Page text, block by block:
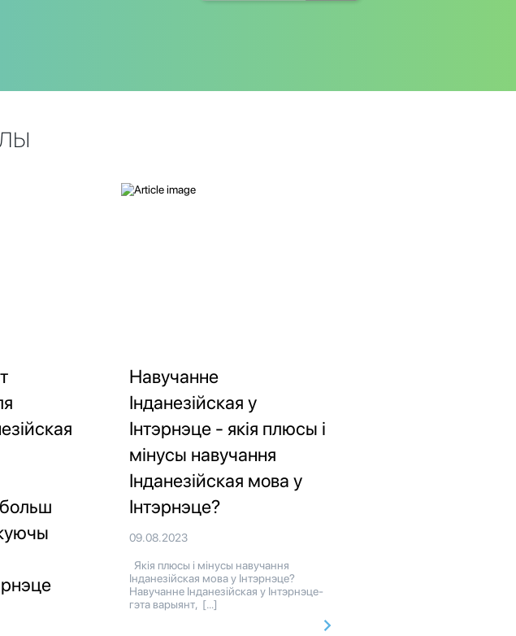
Навучанне
Інданезійская у
Інтэрнэце - якія плюсы і
мінусы навучання
Інданезійская мова у
Інтэрнэце?
09.08.2023
Якія плюсы і мінусы навучання
Інданезійская мова у Інтэрнэце?
Навучанне Інданезійская у Інтэрнэце-
гэта варыянт, […]